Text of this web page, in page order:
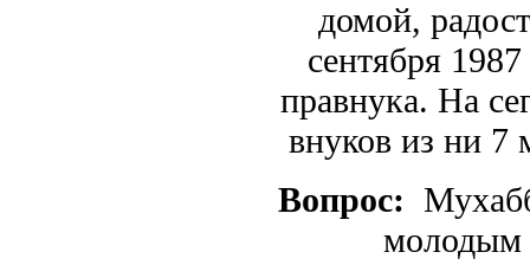
домой,
сентября
правнука. На
внуков из ни 7
Вопрос:
молодым